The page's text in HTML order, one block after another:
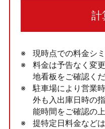
計
現時点での料金シ
料金は予告なく変
地看板をご確認くだ
駐車場により営業
外も入出庫日時の
能時間をご確認の
提特定日料金など